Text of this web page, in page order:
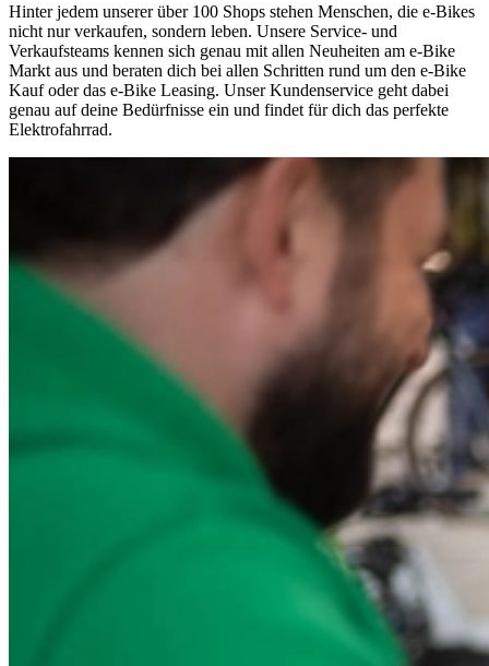
Hinter jedem unserer über 100 Shops stehen Menschen, die e‑Bikes
nicht nur verkaufen, sondern leben. Unsere Service- und
Verkaufsteams kennen sich genau mit allen Neuheiten am e-Bike
Markt aus und beraten dich bei allen Schritten rund um den e-Bike
Kauf oder das e-Bike Leasing. Unser Kundenservice geht dabei
genau auf deine Bedürfnisse ein und findet für dich das perfekte
Elektrofahrrad.